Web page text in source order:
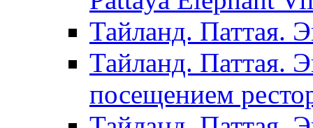
Тайланд. Паттая.
Тайланд. Паттая.
посещением